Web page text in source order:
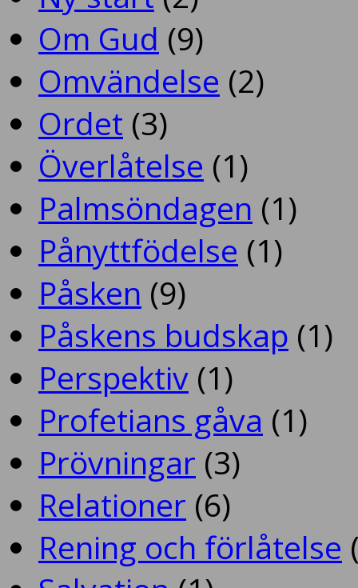
Om Gud (9)
Omvändelse (2)
Ordet (3)
Överlåtelse (1)
Palmsöndagen (1)
Pånyttfödelse (1)
Påsken (9)
Påskens budskap (1)
Perspektiv (1)
Profetians gåva (1)
Prövningar (3)
Relationer (6)
Rening och förlåtelse